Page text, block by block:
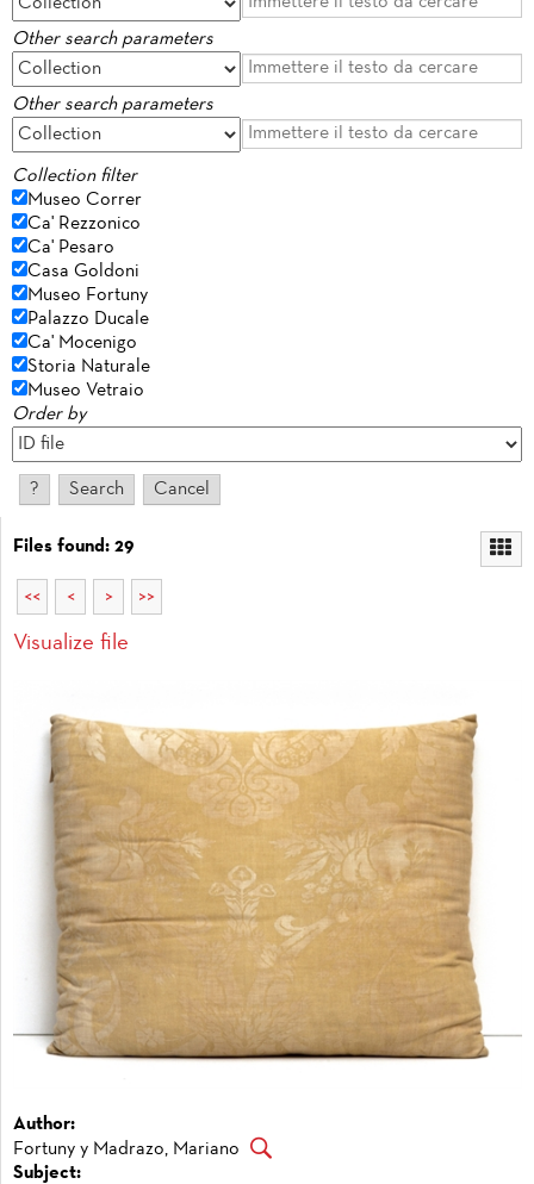
Other search parameters
Other search parameters
Collection filter
Museo Correr
Ca' Rezzonico
Ca' Pesaro
Casa Goldoni
Museo Fortuny
Palazzo Ducale
Ca' Mocenigo
Storia Naturale
Museo Vetraio
Order by
Files found: 29
<< < > >>
Visualize file
Author:
Fortuny y Madrazo, Mariano
Subject: